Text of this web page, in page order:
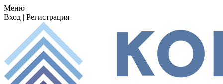
Меню
Вход | Регистрация